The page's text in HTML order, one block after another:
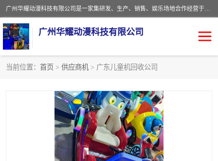
广州华耀动漫科技有限公司是一家集研发、生产、销售、娱乐场地合作经营于一体的动漫游戏公司。本公司拥有一支年轻化集研发生产到售后服务的队伍，及时地为客户提供、赚钱的产品。本公司以雄厚的实力、合理的价格、优良的服务与多家企业建立了长期的合作关系。热诚欢迎各界前来参观、考察、洽谈业务。目前公司经营的产品有：各种捕渔游戏机系列，大型模拟机系列、轮盘机系列、连线机系列、框体机系列、玛莉机系列等。
广州华耀动漫科技有限公司
当前位置： 首页 > 供应商机 > 广东儿童机回收公司
电玩城回收
儿童机回收
*机回收